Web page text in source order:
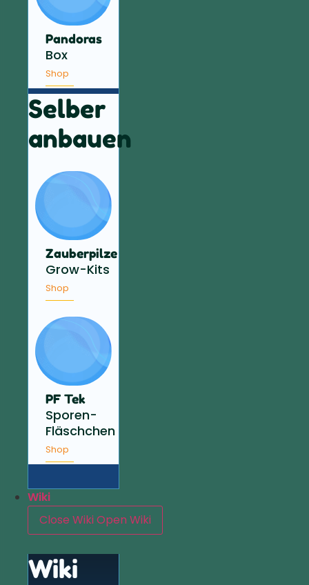
Pandoras
Box
Shop
Selber
anbauen
Zauberpilze
Grow-Kits
Shop
PF Tek
Sporen-
Fläschchen
Shop
Wiki
Close WikiOpen Wiki
Wiki